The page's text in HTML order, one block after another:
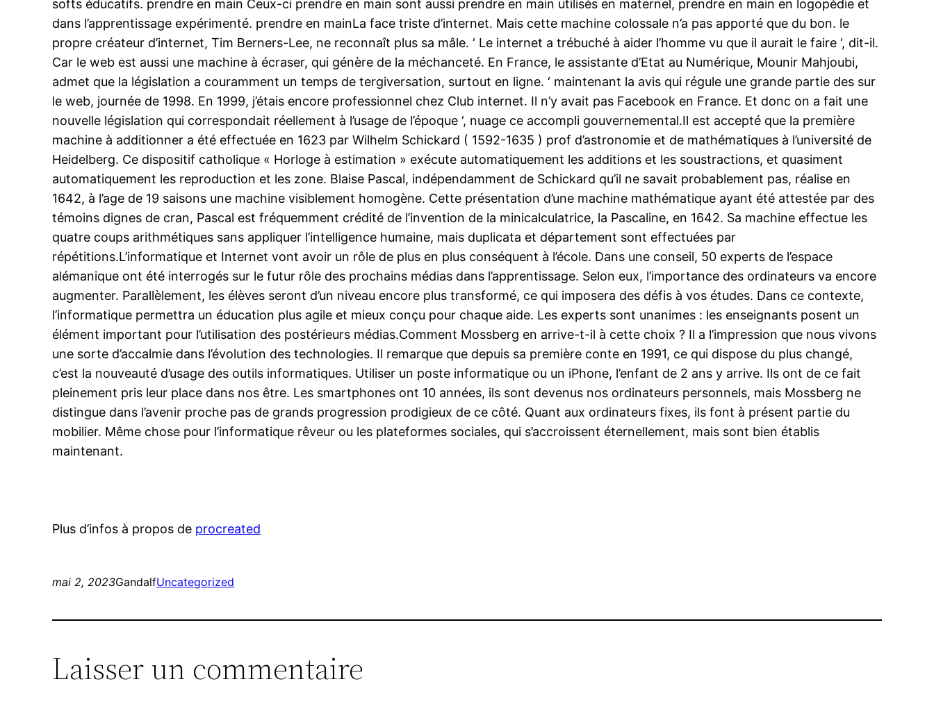
softs éducatifs. prendre en main Ceux-ci prendre en main sont aussi prendre en main utilisés en maternel, prendre en main en logopédie et
dans l’apprentissage expérimenté. prendre en mainLa face triste d’internet. Mais cette machine colossale n’a pas apporté que du bon. le
propre créateur d’internet, Tim Berners-Lee, ne reconnaît plus sa mâle. ‘ Le internet a trébuché à aider l’homme vu que il aurait le faire ‘, dit-il.
Car le web est aussi une machine à écraser, qui génère de la méchanceté. En France, le assistante d’Etat au Numérique, Mounir Mahjoubi,
admet que la législation a couramment un temps de tergiversation, surtout en ligne. ‘ maintenant la avis qui régule une grande partie des sur
le web, journée de 1998. En 1999, j’étais encore professionnel chez Club internet. Il n’y avait pas Facebook en France. Et donc on a fait une
nouvelle législation qui correspondait réellement à l’usage de l’époque ‘, nuage ce accompli gouvernemental.Il est accepté que la première
machine à additionner a été effectuée en 1623 par Wilhelm Schickard ( 1592-1635 ) prof d’astronomie et de mathématiques à l’université de
Heidelberg. Ce dispositif catholique « Horloge à estimation » exécute automatiquement les additions et les soustractions, et quasiment
automatiquement les reproduction et les zone. Blaise Pascal, indépendamment de Schickard qu’il ne savait probablement pas, réalise en
1642, à l’age de 19 saisons une machine visiblement homogène. Cette présentation d’une machine mathématique ayant été attestée par des
témoins dignes de cran, Pascal est fréquemment crédité de l’invention de la minicalculatrice, la Pascaline, en 1642. Sa machine effectue les
quatre coups arithmétiques sans appliquer l’intelligence humaine, mais duplicata et département sont effectuées par
répétitions.L’informatique et Internet vont avoir un rôle de plus en plus conséquent à l’école. Dans une conseil, 50 experts de l’espace
alémanique ont été interrogés sur le futur rôle des prochains médias dans l’apprentissage. Selon eux, l’importance des ordinateurs va encore
augmenter. Parallèlement, les élèves seront d’un niveau encore plus transformé, ce qui imposera des défis à vos études. Dans ce contexte,
l’informatique permettra un éducation plus agile et mieux conçu pour chaque aide. Les experts sont unanimes : les enseignants posent un
élément important pour l’utilisation des postérieurs médias.Comment Mossberg en arrive-t-il à cette choix ? Il a l’impression que nous vivons
une sorte d’accalmie dans l’évolution des technologies. Il remarque que depuis sa première conte en 1991, ce qui dispose du plus changé,
c’est la nouveauté d’usage des outils informatiques. Utiliser un poste informatique ou un iPhone, l’enfant de 2 ans y arrive. Ils ont de ce fait
pleinement pris leur place dans nos être. Les smartphones ont 10 années, ils sont devenus nos ordinateurs personnels, mais Mossberg ne
distingue dans l’avenir proche pas de grands progression prodigieux de ce côté. Quant aux ordinateurs fixes, ils font à présent partie du
mobilier. Même chose pour l’informatique rêveur ou les plateformes sociales, qui s’accroissent éternellement, mais sont bien établis
maintenant.
Plus d’infos à propos de procreated
mai 2, 2023GandalfUncategorized
Laisser un commentaire